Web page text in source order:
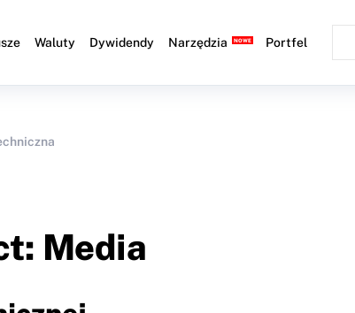
Waluty Dywidendy Narzędzia Portfel
Media